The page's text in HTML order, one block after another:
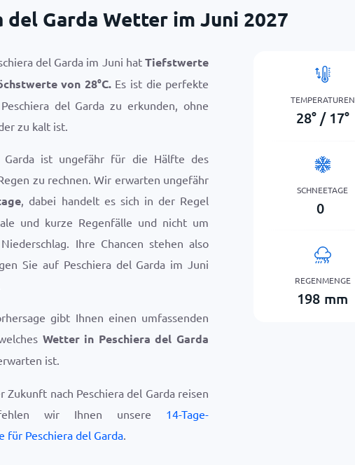
del Garda Wetter im Juni 2027
del Garda im Juni hatTiefstwerte
von 28°C.Es ist die perfekte
del Garda zu erkunden, ohne
zu kalt ist.
Garda ist ungefähr für die Hälfte des
zu rechnen. Wir erwarten ungefähr
, dabei handelt es sich in der Regel
und kurze Regenfälle und nicht um
Ihre Chancen stehen also
Sie auf Peschiera del Garda im Juni
gibt Ihnen einen umfassenden
Wetter in Peschiera del Garda
ist.
Zukunft nach Peschiera del Garda reisen
wir Ihnen unsere 14-Tage-
für Peschiera del Garda.
TEMPERATUREN
28° / 17°
SCHNEETAGE
0
REGENMENGE
198 mm